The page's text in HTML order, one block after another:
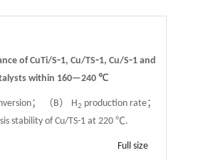
of CuTi/S⁃1, Cu/TS⁃1, Cu/S⁃1 and
within 160—240 ℃
； （B） H2 production rate；
stability of Cu/TS-1 at 220 ℃.
Full size